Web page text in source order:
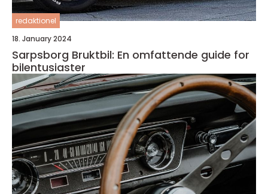
redaktionel
18. January 2024
Sarpsborg Bruktbil: En omfattende guide for
bilentusiaster